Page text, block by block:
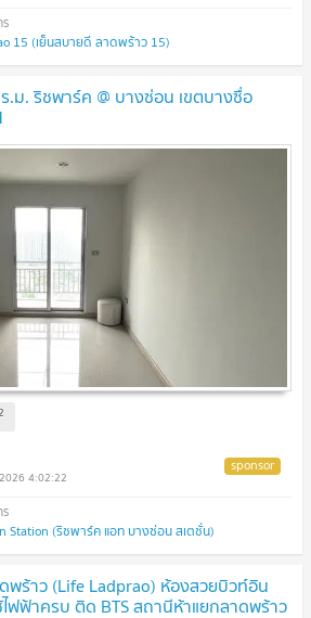
15 (เย็นสบายดี ลาดพร้าว 15)
.ม. ริชพาร์ค @ บางซ่อน เขตบางซื่อ
4:02:22
Station (ริชพาร์ค แอท บางซ่อน สเตชั่น)
พร้าว (Life Ladprao) ห้องสวยบิวท์อิน
ไฟฟ้าครบ ติด BTS สถานีห้าแยกลาดพร้าว